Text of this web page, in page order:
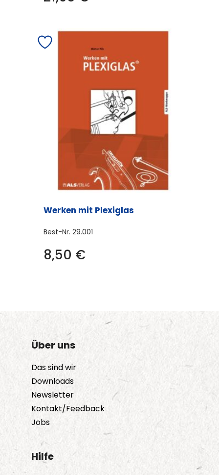
Werken mit Plexiglas
Best-Nr. 29.001
8,50 €
Über uns
Das sind wir
Downloads
Newsletter
Kontakt/Feedback
Jobs
Hilfe